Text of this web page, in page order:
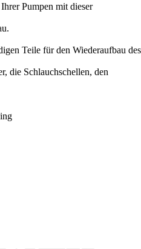
Pumpen mit dieser
Teile für den Wiederaufbau des
die Schlauchschellen, den